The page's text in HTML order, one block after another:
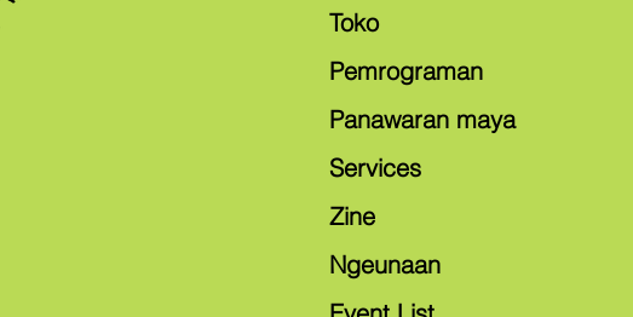
Toko
Pemrograman
Panawaran maya
Services
Zine
Ngeunaan